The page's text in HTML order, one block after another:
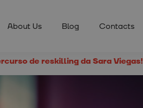
About Us Blog Contacts
de reskilling da Sara Viegas!